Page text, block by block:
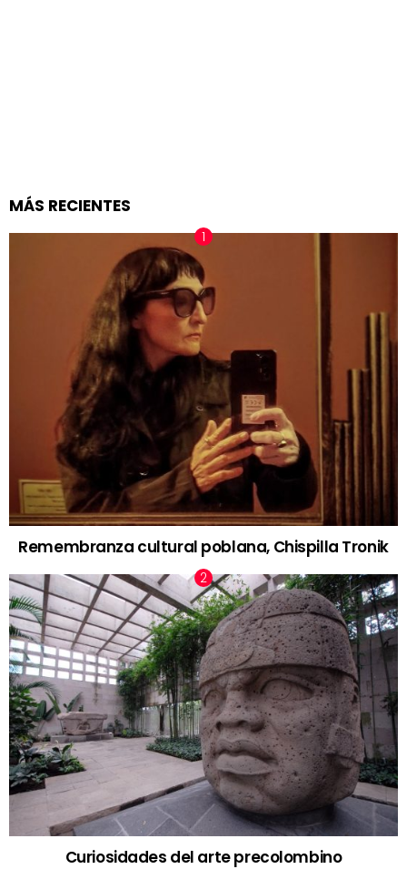
MÁS RECIENTES
Remembranza cultural poblana, Chispilla Tronik
Curiosidades del arte precolombino